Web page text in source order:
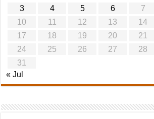
3
4 5 6 7
10
11 12 13 14
17
18 19 20 21
24
25 26 27 28
31
« Jul